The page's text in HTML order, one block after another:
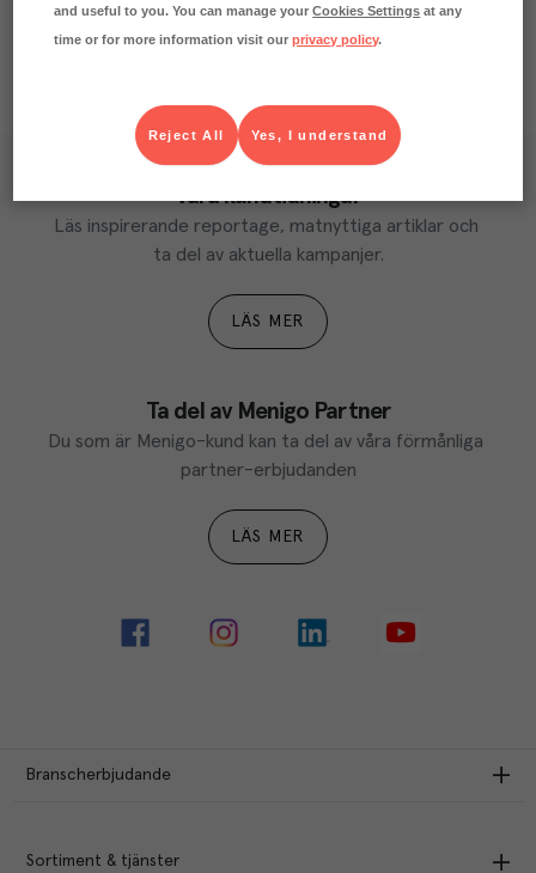
Våra kundtidningar
Läs inspirerande reportage, matnyttiga artiklar och
ta del av aktuella kampanjer.
LÄS MER
Ta del av Menigo Partner
Du som är Menigo-kund kan ta del av våra förmånliga
partner-erbjudanden
LÄS MER
Branscherbjudande
Sortiment & tjänster
and useful to you. You can manage yourCookies Settings at any
time or for more information visit ourprivacy policy.
Yes, I understand
Reject All